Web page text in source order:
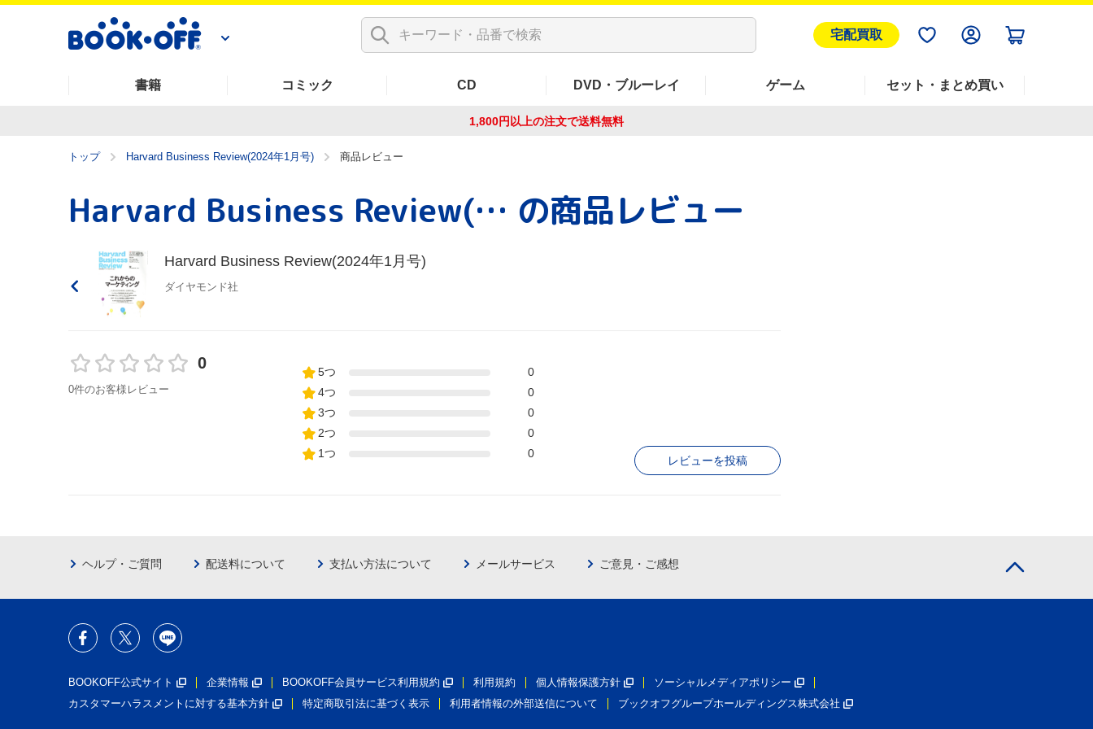
宅配買取
書籍 コミック CD DVD・ブルーレイ ゲーム セット・まとめ買い
1,800円以上の注文で送料無料
トップ Harvard Business Review(2024年1月号) 商品レビュー
Harvard Business Review(2024年1月号) の商品レビュー
Harvard Business Review(2024年1月号)
ダイヤモンド社
0
0件のお客様レビュー
5つ
0
4つ
0
3つ
0
2つ
0
1つ
0
レビューを投稿
ヘルプ・ご質問 配送料について 支払い方法について メールサービス ご意見・ご感想
BOOKOFF公式サイト 企業情報 BOOKOFF会員サービス利用規約 利用規約 個人情報保護方針
ソーシャルメディアポリシー
カスタマーハラスメントに対する基本方針
特定商取引法に基づく表示 利用者情報の外部送信について ブックオフグループホールディングス株式会社